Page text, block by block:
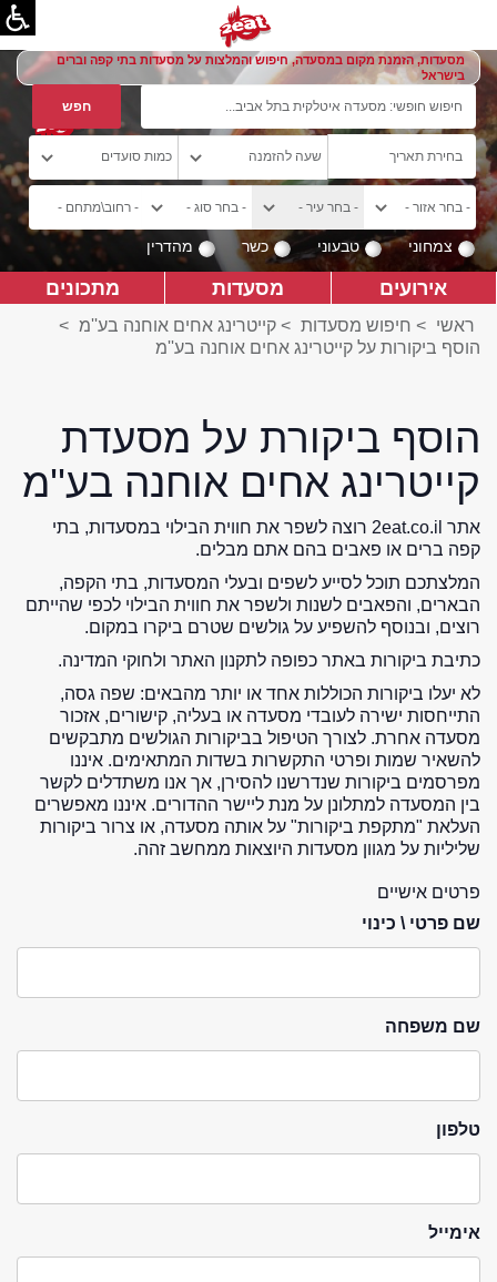
מסעדות, הזמנת מקום במסעדה, חיפוש והמלצות על מסעדות בתי קפה וברים
בישראל
צמחוני טבעוני כשר מהדרין
אירועים מסעדות מתכונים
ראשי > חיפוש מסעדות > קייטרינג אחים אוחנה בע''מ >
הוסף ביקורות על קייטרינג אחים אוחנה בע''מ
הוסף ביקורת על מסעדת
קייטרינג אחים אוחנה בע''מ
אתר 2eat.co.il רוצה לשפר את חווית הבילוי במסעדות, בתי
קפה ברים או פאבים בהם אתם מבלים.
המלצתכם תוכל לסייע לשפים ובעלי המסעדות, בתי הקפה,
הבארים, והפאבים לשנות ולשפר את חווית הבילוי לכפי שהייתם
רוצים, ובנוסף להשפיע על גולשים שטרם ביקרו במקום.
כתיבת ביקורות באתר כפופה לתקנון האתר ולחוקי המדינה.
לא יעלו ביקורות הכוללות אחד או יותר מהבאים: שפה גסה,
התייחסות ישירה לעובדי מסעדה או בעליה, קישורים, אזכור
מסעדה אחרת. לצורך הטיפול בביקורות הגולשים מתבקשים
להשאיר שמות ופרטי התקשרות בשדות המתאימים. איננו
מפרסמים ביקורות שנדרשנו להסירן, אך אנו משתדלים לקשר
בין המסעדה למתלונן על מנת ליישר ההדורים. איננו מאפשרים
העלאת "מתקפת ביקורות" על אותה מסעדה, או צרור ביקורות
שליליות על מגוון מסעדות היוצאות ממחשב זהה.
פרטים אישיים
שם פרטי \ כינוי
שם משפחה
טלפון
אימייל